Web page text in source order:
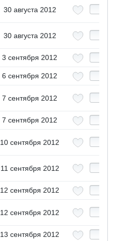
30 августа 2012
30 августа 2012
3 сентября 2012
6 сентября 2012
7 сентября 2012
7 сентября 2012
10 сентября 2012
11 сентября 2012
12 сентября 2012
12 сентября 2012
13 сентября 2012